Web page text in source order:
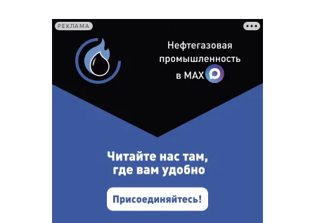
РЕКЛАМА